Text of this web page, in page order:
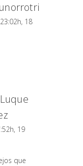
18
19
que